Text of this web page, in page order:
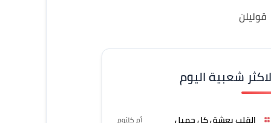
قوليلن
شعبية اليوم
القلب يعشق كل جميل أم كلثوم